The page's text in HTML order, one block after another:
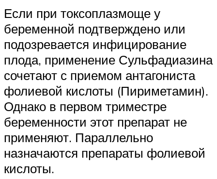
Если при токсоплазмоще у
беременной подтверждено или
подозревается инфицирование
плода, применение Сульфадиазина
сочетают с приемом антагониста
фолиевой кислоты (Пириметамин).
Однако в первом триместре
беременности этот препарат не
применяют. Параллельно
назначаются препараты фолиевой
кислоты.